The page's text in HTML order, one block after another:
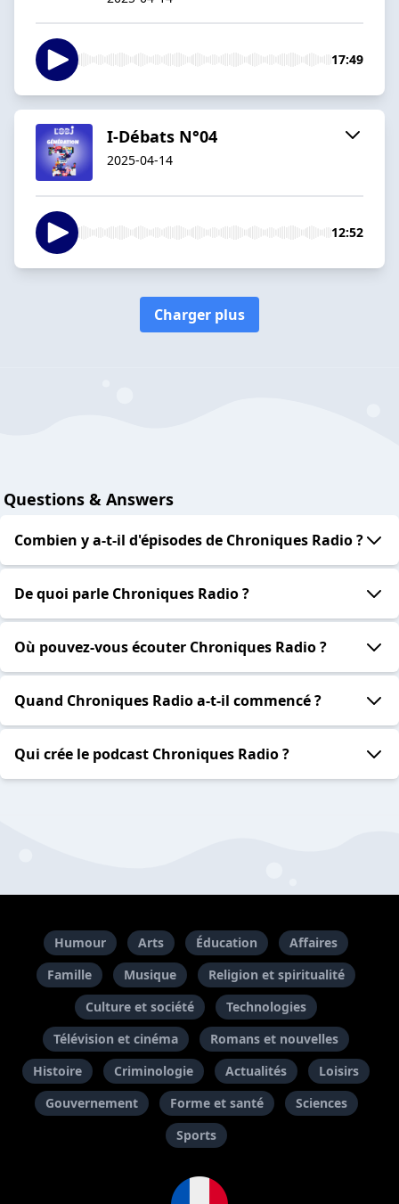
17:49
I-Débats N°04
2025-04-14
12:52
Charger plus
Questions & Answers
Combien y a-t-il d'épisodes de Chroniques Radio ?
De quoi parle Chroniques Radio ?
Où pouvez-vous écouter Chroniques Radio ?
Quand Chroniques Radio a-t-il commencé ?
Qui crée le podcast Chroniques Radio ?
Humour Arts Éducation
Affaires
Famille
Musique
Religion et spiritualité
Culture et société
Technologies
Télévision et cinéma
Romans et nouvelles
Histoire
Criminologie Actualités
Loisirs
Gouvernement
Forme et santé
Sciences
Sports